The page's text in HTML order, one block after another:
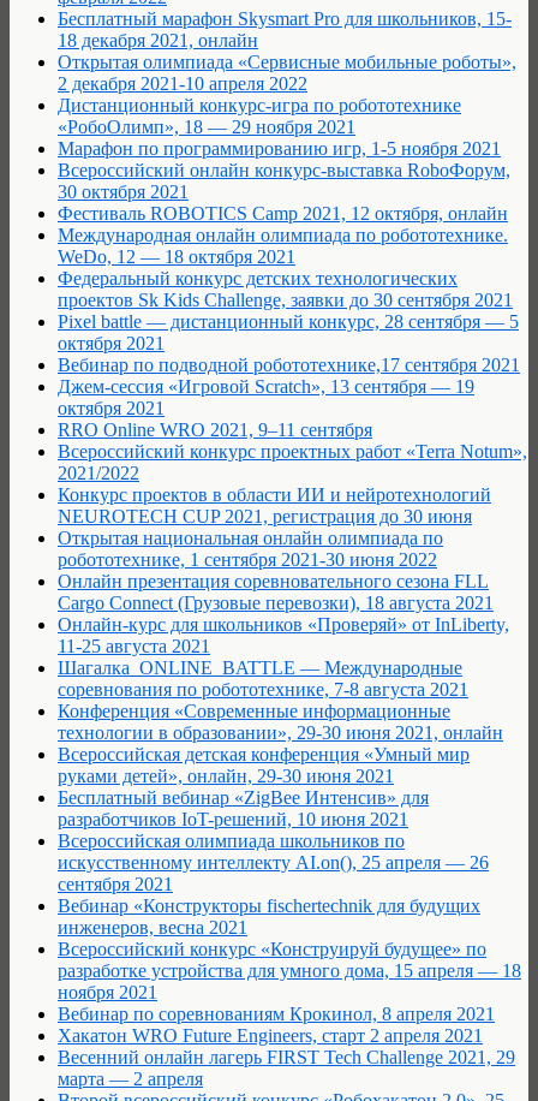
Бесплатный марафон Skysmart Pro для школьников, 15-
18 декабря 2021, онлайн
Открытая олимпиада «Сервисные мобильные роботы»,
2 декабря 2021-10 апреля 2022
Дистанционный конкурс-игра по робототехнике
«РобоОлимп», 18 — 29 ноября 2021
Марафон по программированию игр, 1-5 ноября 2021
Всероссийский онлайн конкурс-выставка RoboФорум,
30 октября 2021
Фестиваль ROBOTICS Camp 2021, 12 октября, онлайн
Международная онлайн олимпиада по робототехнике.
WeDo, 12 — 18 октября 2021
Федеральный конкурс детских технологических
проектов Sk Kids Challenge, заявки до 30 сентября 2021
Pixel battle — дистанционный конкурс, 28 сентября — 5
октября 2021
Вебинар по подводной робототехнике,17 сентября 2021
Джем-сессия «Игровой Scratch», 13 сентября — 19
октября 2021
RRO Online WRO 2021, 9–11 сентября
Всероссийский конкурс проектных работ «Terra Notum»,
2021/2022
Конкурс проектов в области ИИ и нейротехнологий
NEUROTECH CUP 2021, регистрация до 30 июня
Открытая национальная онлайн олимпиада по
робототехнике, 1 сентября 2021-30 июня 2022
Онлайн презентация соревновательного сезона FLL
Cargo Connect (Грузовые перевозки), 18 августа 2021
Онлайн-курс для школьников «Проверяй» от InLiberty,
11-25 августа 2021
Шагалка_ONLINE_BATTLE — Международные
соревнования по робототехнике, 7-8 августа 2021
Конференция «Современные информационные
технологии в образовании», 29-30 июня 2021, онлайн
Всероссийская детская конференция «Умный мир
руками детей», онлайн, 29-30 июня 2021
Бесплатный вебинар «ZigBee Интенсив» для
разработчиков IoT-решений, 10 июня 2021
Всероссийская олимпиада школьников по
искусственному интеллекту AI.on(), 25 апреля — 26
сентября 2021
Вебинар «Конструкторы fischertechnik для будущих
инженеров, весна 2021
Всероссийский конкурс «Конструируй будущее» по
разработке устройства для умного дома, 15 апреля — 18
ноября 2021
Вебинар по соревнованиям Крокинол, 8 апреля 2021
Хакатон WRO Future Engineers, старт 2 апреля 2021
Весенний онлайн лагерь FIRST Tech Challenge 2021, 29
марта — 2 апреля